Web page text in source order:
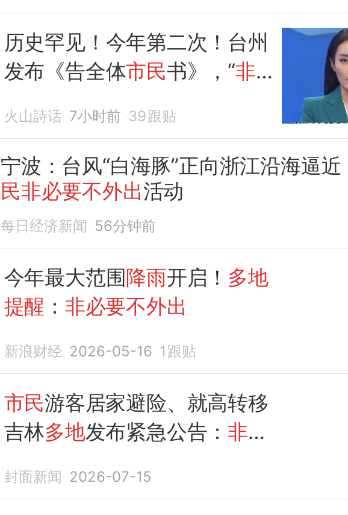
历史罕见！今年第二次！台州
发布《告全体市民书》，“非
“白海豚”
火山詩话 7小时前 39跟贴
宁波：台风“白海豚”正向浙江沿海逼
民非必要不外出活动
每日经济新闻 56分钟前
今年最大范围降雨开启！ 多地
提醒 ： 非必要不外出
新浪财经 2026-05-16 1 跟贴
市民游客居家避险、就高转移
吉林多地发布紧急公告：非必
封面新闻 2026-07-15